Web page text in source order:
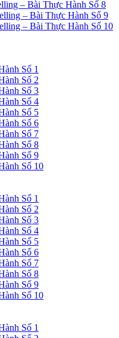
– Bài Thực Hành Số 8
– Bài Thực Hành Số 9
– Bài Thực Hành Số 10
Số 1
Số 2
Số 3
Số 4
Số 5
Số 6
Số 7
Số 8
Số 9
Số 10
Số 1
Số 2
Số 3
Số 4
Số 5
Số 6
Số 7
Số 8
Số 9
Số 10
Số 1